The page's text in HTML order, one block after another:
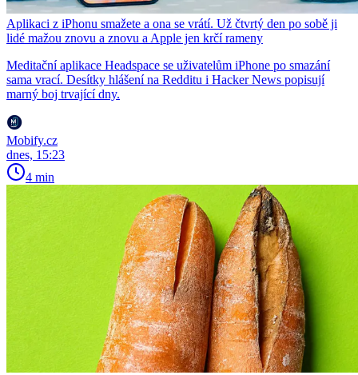
Aplikaci z iPhonu smažete a ona se vrátí. Už čtvrtý den po sobě ji
lidé mažou znovu a znovu a Apple jen krčí rameny
Meditační aplikace Headspace se uživatelům iPhone po smazání
sama vrací. Desítky hlášení na Redditu i Hacker News popisují
marný boj trvající dny.
Mobify.cz
dnes, 15:23
4 min